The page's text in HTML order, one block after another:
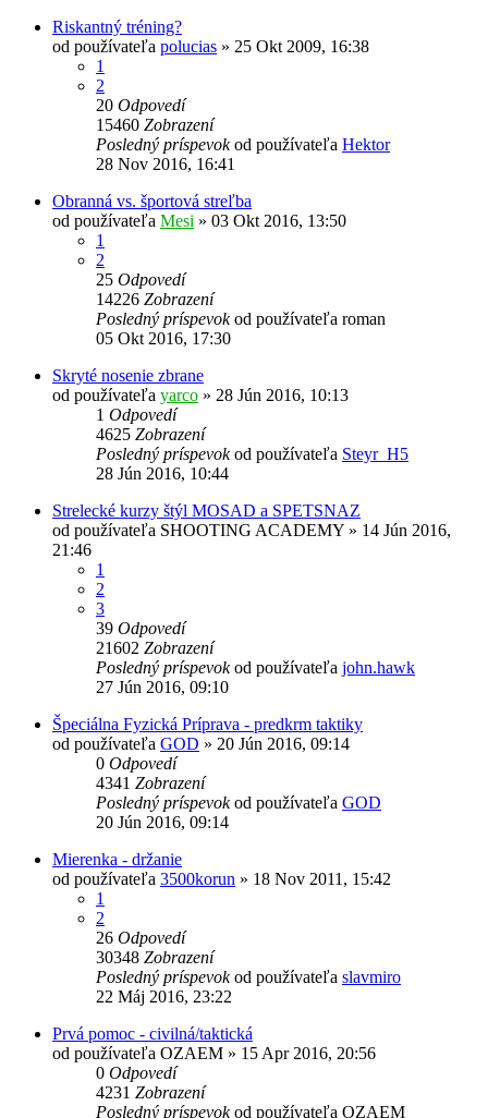
Riskantný tréning?
od používateľa polucias » 25 Okt 2009, 16:38
1
2
20 Odpovedí
15460 Zobrazení
Posledný príspevokod používateľa Hektor
28 Nov 2016, 16:41
Obranná vs. športová streľba
od používateľa Mesi » 03 Okt 2016, 13:50
1
2
25 Odpovedí
14226 Zobrazení
Posledný príspevokod používateľa roman
05 Okt 2016, 17:30
Skryté nosenie zbrane
od používateľa yarco » 28 Jún 2016, 10:13
1 Odpovedí
4625 Zobrazení
Posledný príspevokod používateľa Steyr_H5
28 Jún 2016, 10:44
Strelecké kurzy štýl MOSAD a SPETSNAZ
od používateľa SHOOTING ACADEMY » 14 Jún 2016,
21:46
1
2
3
39 Odpovedí
21602 Zobrazení
Posledný príspevokod používateľa john.hawk
27 Jún 2016, 09:10
Špeciálna Fyzická Príprava - predkrm taktiky
od používateľa GOD » 20 Jún 2016, 09:14
0 Odpovedí
4341 Zobrazení
Posledný príspevokod používateľa GOD
20 Jún 2016, 09:14
Mierenka - držanie
od používateľa 3500korun » 18 Nov 2011, 15:42
1
2
26 Odpovedí
30348 Zobrazení
Posledný príspevokod používateľa slavmiro
22 Máj 2016, 23:22
Prvá pomoc - civilná/taktická
od používateľa OZAEM » 15 Apr 2016, 20:56
0 Odpovedí
4231 Zobrazení
Posledný príspevokod používateľa OZAEM